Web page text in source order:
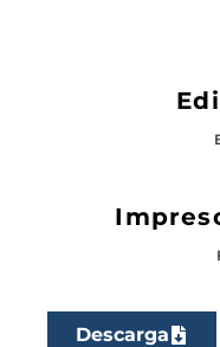
Descarga